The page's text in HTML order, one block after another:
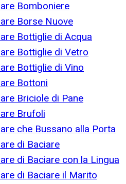
Bomboniere
Borse Nuove
Bottiglie di Acqua
Bottiglie di Vetro
Bottiglie di Vino
Bottoni
Briciole di Pane
Brufoli
che Bussano alla Porta
di Baciare
di Baciare con la Lingua
di Baciare il Marito